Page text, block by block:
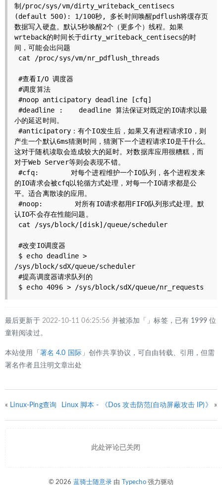
制/proc/sys/vm/dirty_writeback_centisecs
(default 500): 1/100秒, 多长时间唤醒pdflush将缓存页
数据写入硬盘。默认5秒唤醒2个（更多个）线程。如果
wrteback的时间长于dirty_writeback_centisecs的时
间，可能会出问题
#查看I/O 调度器
#调度算法
#noop anticipatory deadline [cfq]
#deadline :    deadline 算法保证对既定的IO请求以最
小的延迟时间。
#anticipatory：有个IO发生后，如果又有进程请求IO，则
产生一个默认6ms猜测时间，猜测下一个进程请求IO是干什么。
这对于随机读取会造成较大的延时。对数据库应用很糟糕，而
对于Web Server等则会表现不错。
#cfq:        对每个进程维护一个IO队列，各个进程发来
的IO请求会被cfq以轮循方式处理，对每一个IO请求都是公
平。适合离散读的应用。
#noop:        对所有IO请求都用FIFO队列形式处理。默
认IO不会存在性能问题。
#改变IO调度器
/sys/block/sdX/queue/scheduler
#提高调度器请求队列的
$ echo 4096 > /sys/block/sdX/queue/nr_requests
最后更新于 2022-10-11 06:25:56 并被添加「」标签，已有 1999 位
童鞋阅读过。
本站使用「 署名 4.0 国际」创作共享协议，可自由转载、引用，但需
署名作者且注明文章出处
« Linux-Ping查询 Linux 脚本 - 《Dos 攻击防范(自动屏蔽攻击 IP)》 »
此处评论已关闭
© 2026 蓝骑士随意录 由 Typecho强力驱动